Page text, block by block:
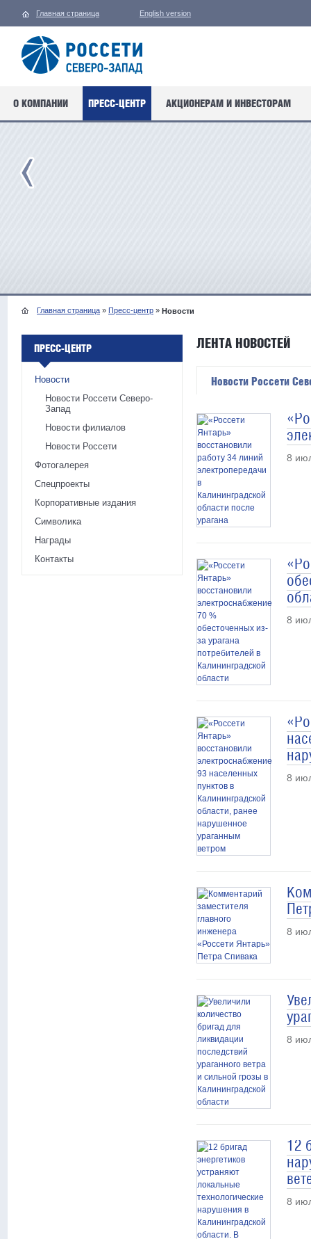
Главная страница English version
О КОМПАНИИ ПРЕСС-ЦЕНТР АКЦИОНЕРАМ И ИНВЕСТОРАМ
Главная страница » Пресс-центр » Новости
ПРЕСС-ЦЕНТР
Новости
Новости Россети Северо-
Запад
Новости филиалов
Новости Россети
Фотогалерея
Спецпроекты
Корпоративные издания
Символика
Награды
Контакты
ЛЕНТА НОВОСТЕЙ
Новости Россети
8
8
8
8
8
12
8